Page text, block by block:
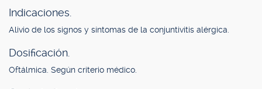
Indicaciones.
Alivio de los signos y síntomas de la conjuntivitis alérgica.
Dosificación.
Oftálmica. Según criterio médico.